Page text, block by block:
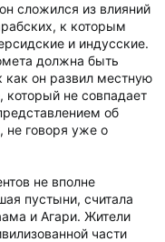
сложился из влияний
к которым
и индусские.
должна быть
как он развил местную
не совпадает
об
не говоря уже о
не вполне
пустыни, считала
и Агари. Жители
части